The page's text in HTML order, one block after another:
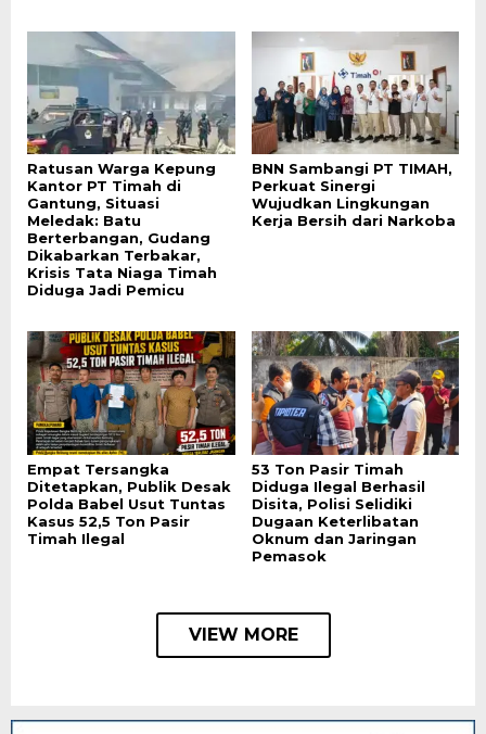
Ratusan Warga Kepung
Kantor PT Timah di
Gantung, Situasi
Meledak: Batu
Berterbangan, Gudang
Dikabarkan Terbakar,
Krisis Tata Niaga Timah
Diduga Jadi Pemicu
BNN Sambangi PT TIMAH,
Perkuat Sinergi
Wujudkan Lingkungan
Kerja Bersih dari Narkoba
Empat Tersangka
Ditetapkan, Publik Desak
Polda Babel Usut Tuntas
Kasus 52,5 Ton Pasir
Timah Ilegal
53 Ton Pasir Timah
Diduga Ilegal Berhasil
Disita, Polisi Selidiki
Dugaan Keterlibatan
Oknum dan Jaringan
Pemasok
VIEW MORE